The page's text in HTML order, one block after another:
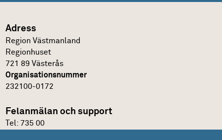
Adress
Region Västmanland
Regionhuset
721 89 Västerås
Organisationsnummer
232100-0172
Felanmälan och support
Tel: 735 00